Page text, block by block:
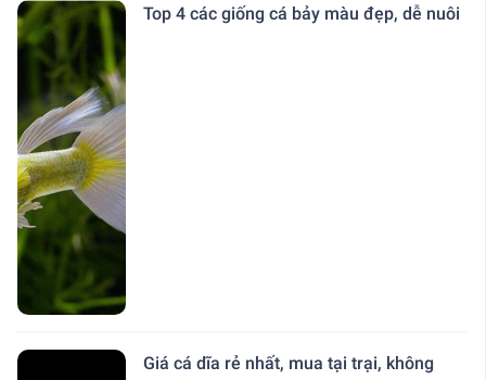
Top 4 các giống cá bảy màu đẹp, dễ nuôi
Giá cá dĩa rẻ nhất, mua tại trại, không